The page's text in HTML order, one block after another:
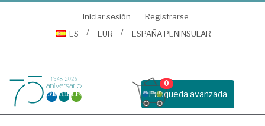
Iniciar sesión
Registrarse
ES
EUR ESPAÑA PENINSULAR
Busqueda avanzada
0